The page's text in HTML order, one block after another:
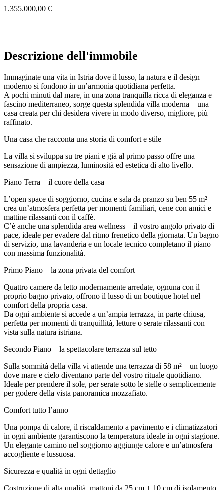
1.355.000,00 €
Descrizione dell'immobile
Immaginate una vita in Istria dove il lusso, la natura e il design
moderno si fondono in un’armonia quotidiana perfetta.
A pochi minuti dal mare, in una zona tranquilla ricca di eleganza e
fascino mediterraneo, sorge questa splendida villa moderna – una
casa creata per chi desidera vivere in modo diverso, migliore, più
raffinato.
Una casa che racconta una storia di comfort e stile
La villa si sviluppa su tre piani e già al primo passo offre una
sensazione di ampiezza, luminosità ed estetica di alto livello.
Piano Terra – il cuore della casa
L’open space di soggiorno, cucina e sala da pranzo su ben 55 m²
crea un’atmosfera perfetta per momenti familiari, cene con amici e
mattine rilassanti con il caffè.
C’è anche una splendida area wellness – il vostro angolo privato di
pace, ideale per evadere dal ritmo frenetico della giornata. Un bagno
di servizio, una lavanderia e un locale tecnico completano il piano
con massima funzionalità.
Primo Piano – la zona privata del comfort
Quattro camere da letto modernamente arredate, ognuna con il
proprio bagno privato, offrono il lusso di un boutique hotel nel
comfort della propria casa.
Da ogni ambiente si accede a un’ampia terrazza, in parte chiusa,
perfetta per momenti di tranquillità, letture o serate rilassanti con
vista sulla natura istriana.
Secondo Piano – la spettacolare terrazza sul tetto
Sulla sommità della villa vi attende una terrazza di 58 m² – un luogo
dove mare e cielo diventano parte del vostro rituale quotidiano.
Ideale per prendere il sole, per serate sotto le stelle o semplicemente
per godere della vista panoramica mozzafiato.
Comfort tutto l’anno
Una pompa di calore, il riscaldamento a pavimento e i climatizzatori
in ogni ambiente garantiscono la temperatura ideale in ogni stagione.
Un elegante camino nel soggiorno aggiunge calore e un’atmosfera
accogliente e lussuosa.
Sicurezza e qualità in ogni dettaglio
Costruzione di alta qualità, mattoni da 25 cm + 10 cm di isolamento,